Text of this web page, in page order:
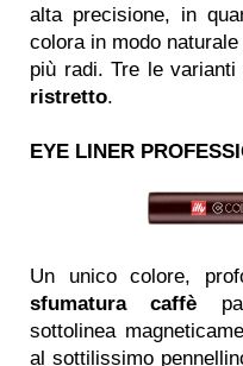
alta precisione, in
colora in modo
più radi. Tre le varianti
ristretto.
EYE LINER
Un unico colore,
sfumatura caffè
sottolinea
al sottilissimo